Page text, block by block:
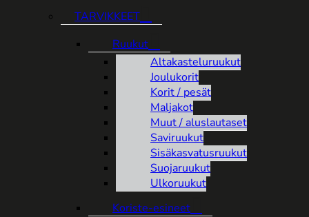
TARVIKKEET
Ruukut
Altakasteluruukut
Joulukorit
Korit / pesät
Maljakot
Muut / aluslautaset
Saviruukut
Sisäkasvatusruukut
Suojaruukut
Ulkoruukut
Koriste-esineet